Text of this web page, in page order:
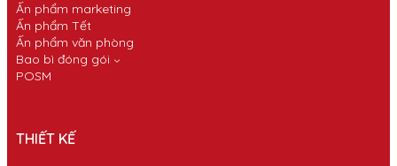
Ấn phẩm marketing
Ấn phẩm Tết
Ấn phẩm văn phòng
Bao bì đóng gói
POSM
THIẾT KẾ